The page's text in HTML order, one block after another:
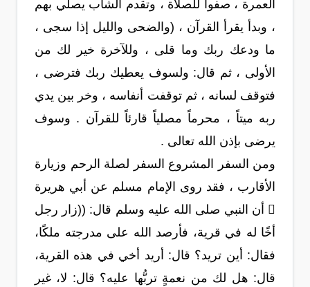
العمرة ، صفوا للصلاة ، وتقدم الشاب يصلي بهم
، وبدأ يقرأ القرآن ، (والضحى والليل إذا سجى ،
ما ودعك ربك وما قلى ، وللآخرة خير لك من
الأولى ، ثم قال: ولسوف يعطيك ربك فترضى ،
فتوقف لسانه ، ثم توقفت أنفاسه ، وخر بين يدي
ربه ميتاً ، محرماً مصلياً قارئاً للقرآن . وسوف
يرضى بإذن الله تعالى .
ومن السفر المشروع السفر لصلة الرحم وزيارة
الأقارب ، فقد روى الإمام مسلم عن أبي هريرة
 أن النبي صلى الله عليه وسلم قال: ((زار رجل
أخًا له في قرية، فأرصد الله على مدرجته ملكًا،
فقال: أين تريد؟ قال: أريد أخي في هذه القرية،
قال: هل لك من نعمةٍ تربُّها عليه؟ قال: لا، غير